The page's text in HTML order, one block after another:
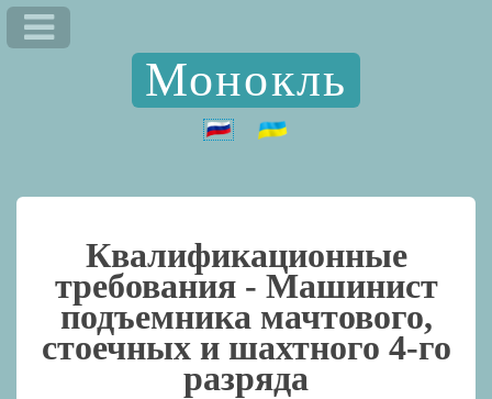
Монокль
Квалификационные
требования - Машинист
подъемника мачтового,
стоечных и шахтного 4-го
разряда